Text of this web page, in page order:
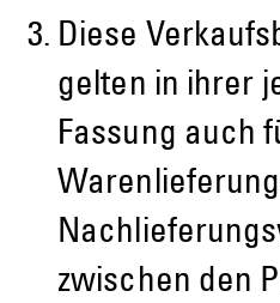
Diese
gelten in ihrer
Fassung auch
zwischen den